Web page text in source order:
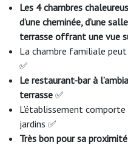
Les 4 chambres
d’une cheminée, d’une
terrasse offrant une vue
La chambre familiale peut
✅
Le restaurant-bar à
terrasse ✅
L’établissement
jardins ✅
Très bon pour sa